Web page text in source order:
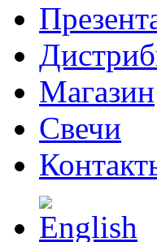
Магазин
Свечи